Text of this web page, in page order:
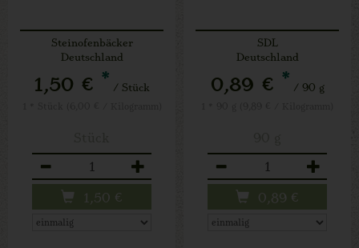
Steinofenbäcker
Deutschland
1,50 € * / Stück
1,50 €
SDL
Deutschland
0,89 € * / 90 g
0,89 €